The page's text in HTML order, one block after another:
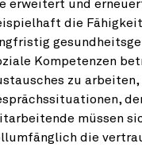
erweitert und
die
Kompetenzen
zu
müssen
die